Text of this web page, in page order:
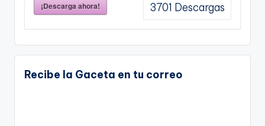
¡Descarga ahora! 3701 Descargas
Recibe la Gaceta en tu correo